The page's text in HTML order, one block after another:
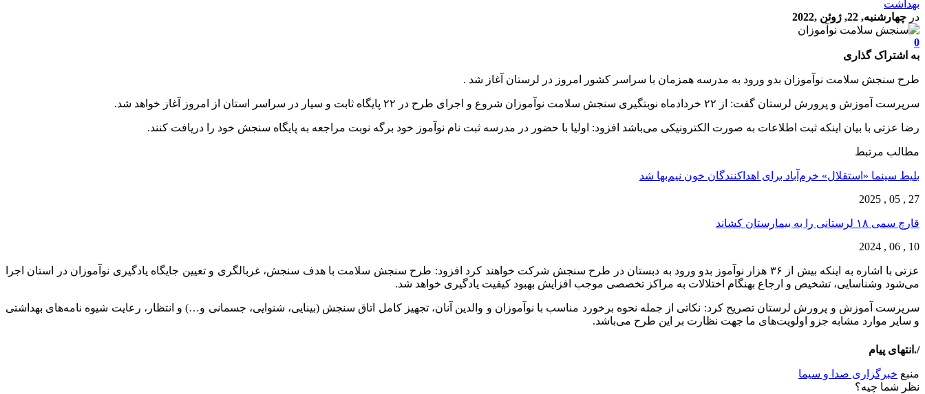
بهداشت
در چهارشنبه, 22, ژوئن ,2022
0
به اشتراک گذاری
طرح سنجش سلامت نوآموزان بدو ورود به مدرسه همزمان با سراسر کشور امروز در لرستان آغاز شد .
سرپرست آموزش و پرورش لرستان گفت: از ۲۲ خردادماه نوبتگیری سنجش سلامت نوآموزان شروع و اجرای طرح در ۲۲ پایگاه ثابت و سیار در سراسر استان از امروز آغاز خواهد شد.
رضا عزتی با بیان اینکه ثبت اطلاعات به صورت الکترونیکی می‌باشد افزود: اولیا با حضور در مدرسه ثبت نام نوآموز خود برگه نوبت مراجعه به پایگاه سنجش خود را دریافت کنند.
مطالب مرتبط
بلیط سینما «استقلال» خرم‌آباد برای اهداکنندگان خون نیم‌بها شد
27 , 05 , 2025
قارچ‌ سمی ۱۸ لرستانی را به بیمارستان کشاند
10 , 06 , 2024
عزتی با اشاره به اینکه بیش از ۳۶ هزار نوآموز بدو ورود به دبستان در طرح سنجش شرکت خواهند کرد افزود: طرح سنجش سلامت با هدف سنجش، غربالگری و تعیین جایگاه یادگیری نوآموزان در استان اجرا
می‌شود وشناسایی، تشخیص و ارجاع بهنگام اختلالات به مراکز تخصصی موجب افزایش بهبود کیفیت یادگیری خواهد شد.
سرپرست آموزش و پرورش لرستان تصریح کرد: نکاتی از جمله نحوه برخورد مناسب با نوآموزان و والدین آنان، تجهیز کامل اتاق سنجش (بینایی، شنوایی، جسمانی و…) و انتظار، رعایت شیوه نامه‌های بهداشتی
و سایر موارد مشابه جزو اولویت‌های ما جهت نظارت بر این طرح می‌باشد.
/.انتهای پیام
منبع خبرگزاری صدا و سیما
نظر شما چیه؟